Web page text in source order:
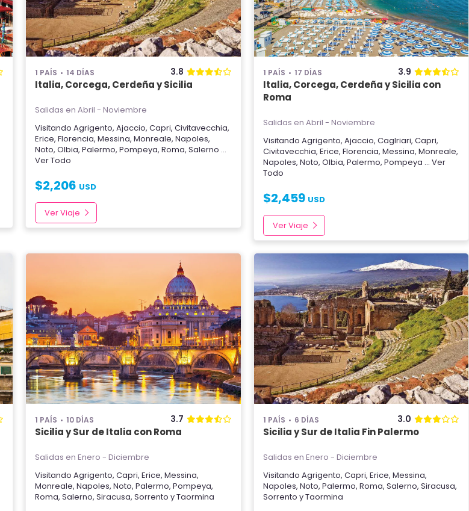
1 PAÍS 14 DÍAS 3.8
Italia, Corcega, Cerdeña y Sicilia
Salidas en Abril - Noviembre
VisitandoAgrigento,Ajaccio,Capri,Civitavecchia,
Erice,Florencia,Messina,Monreale,Napoles,
Noto,Olbia,Palermo,Pompeya,Roma,Salerno ...
Ver Todo
$2,206 USD
Ver Viaje
1 PAÍS 17 DÍAS 3.9
Italia, Corcega, Cerdeña y Sicilia con
Roma
Salidas en Abril - Noviembre
Visitando Agrigento, Ajaccio, Caglriari, Capri,
Civitavecchia, Erice, Florencia, Messina, Monreale,
Napoles, Noto, Olbia, Palermo, Pompeya ... Ver
Todo
$2,459 USD
Ver Viaje
1 PAÍS 10 DÍAS 3.7
Sicilia y Sur de Italia con Roma
Salidas en Enero - Diciembre
VisitandoAgrigento,Capri,Erice,Messina,
Monreale,Napoles,Noto,Palermo,Pompeya,
Roma,Salerno,Siracusa,Sorrento yTaormina
1 PAÍS 6 DÍAS 3.0
Sicilia y Sur de Italia Fin Palermo
Salidas en Enero - Diciembre
Visitando Agrigento, Capri, Erice, Messina,
Napoles, Noto, Palermo, Roma, Salerno, Siracusa,
Sorrento yTaormina